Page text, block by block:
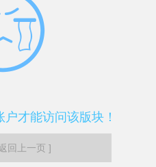
才能访问该版块！
回上一页 ]